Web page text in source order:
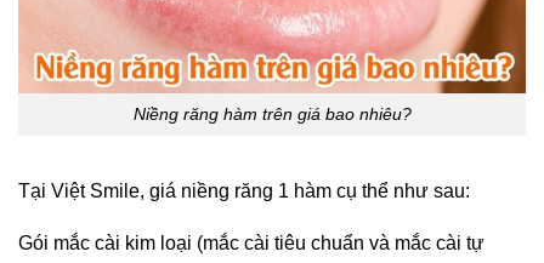
Niềng răng hàm trên giá bao nhiêu?
Tại Việt Smile, giá niềng răng 1 hàm cụ thể như sau:
Gói mắc cài kim loại (mắc cài tiêu chuẩn và mắc cài tự